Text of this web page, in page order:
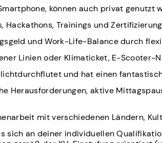
können auch privat genutzt
Hackathons, Trainings und
und Work-Life-Balance durch
Linien oder Klimaticket, E-Scooter-
und hat einen
Herausforderungen, aktive
mit verschiedenen Ländern,
sich an deiner individuellen